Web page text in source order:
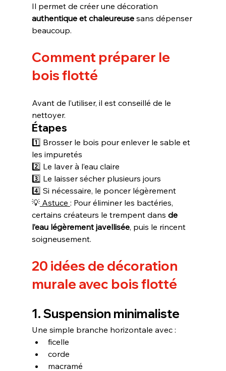
Il permet de créer une décoration
authentique et chaleureuse sans dépenser
beaucoup.
Comment préparer le
bois flotté
Avant de l’utiliser, il est conseillé de le
nettoyer.
Étapes
1️⃣ Brosser le bois pour enlever le sable et
les impuretés
2️⃣ Le laver à l’eau claire
3️⃣ Le laisser sécher plusieurs jours
4️⃣ Si nécessaire, le poncer légèrement
💡 Astuce : Pour éliminer les bactéries,
certains créateurs le trempent dans de
l’eau légèrement javellisée, puis le rincent
soigneusement.
20 idées de décoration
murale avec bois flotté
1. Suspension minimaliste
Une simple branche horizontale avec :
ficelle
corde
macramé